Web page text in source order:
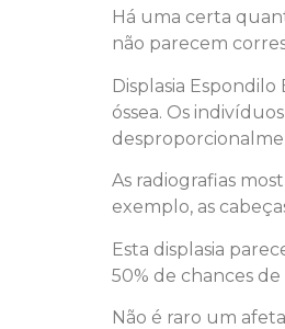
Há uma certa
não parecem
Displasia
óssea. Os
As radiografias
exemplo, as
Esta displasia
50% de chances
Não é raro um